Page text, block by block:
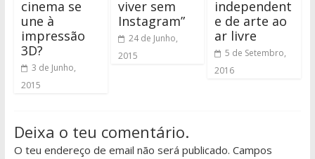
cinema se
une à
impressão
3D?
3 de Junho,
2015
viver sem
Instagram”
24 de Junho,
2015
independent
e de arte ao
ar livre
5 de Setembro,
2016
Deixa o teu comentário.
O teu endereço de email não será publicado. Campos